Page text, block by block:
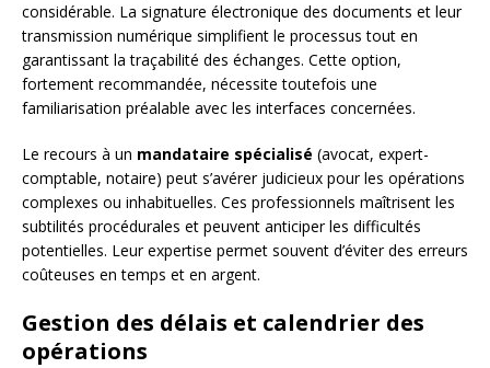
considérable. La signature électronique des documents et leur
transmission numérique simplifient le processus tout en
garantissant la traçabilité des échanges. Cette option,
fortement recommandée, nécessite toutefois une
familiarisation préalable avec les interfaces concernées.
Le recours à un mandataire spécialisé (avocat, expert-
comptable, notaire) peut s’avérer judicieux pour les opérations
complexes ou inhabituelles. Ces professionnels maîtrisent les
subtilités procédurales et peuvent anticiper les difficultés
potentielles. Leur expertise permet souvent d’éviter des erreurs
coûteuses en temps et en argent.
Gestion des délais et calendrier des
opérations